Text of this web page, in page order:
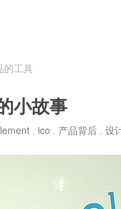
的工具
小故事
, ico , 产品背后 , 设